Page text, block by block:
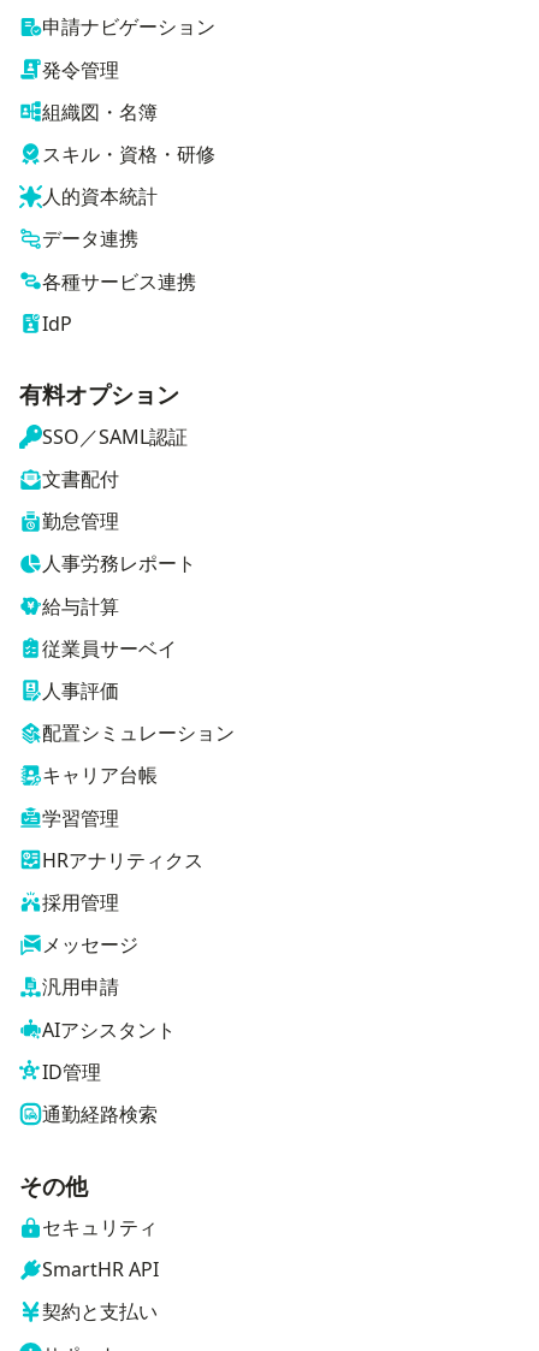
申請ナビゲーション
発令管理
組織図・名簿
スキル・資格・研修
人的資本統計
データ連携
各種サービス連携
IdP
有料オプション
SSO／SAML認証
文書配付
勤怠管理
人事労務レポート
給与計算
従業員サーベイ
人事評価
配置シミュレーション
キャリア台帳
学習管理
HRアナリティクス
採用管理
メッセージ
汎用申請
AIアシスタント
ID管理
通勤経路検索
その他
セキュリティ
SmartHR API
契約と支払い